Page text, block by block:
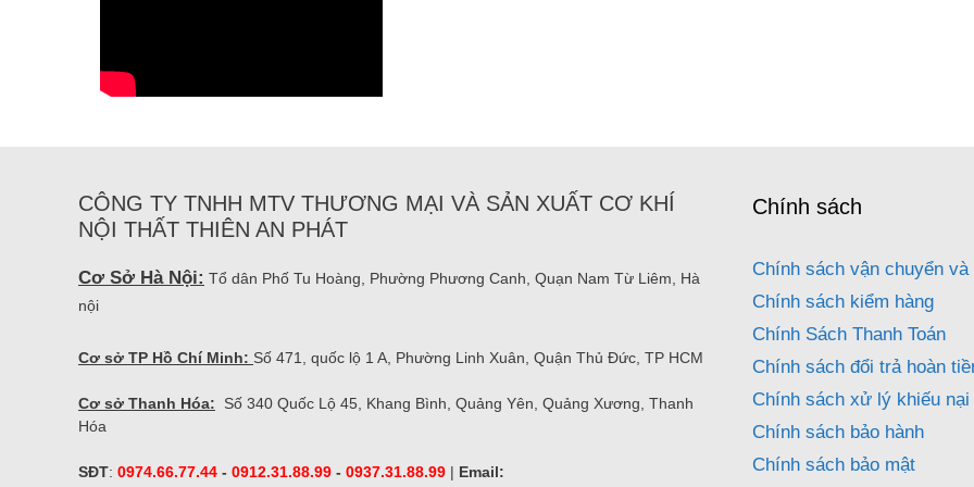
CÔNG TY TNHH MTV THƯƠNG MẠI VÀ SẢN XUẤT CƠ KHÍ
NỘI THẤT THIÊN AN PHÁT
Cơ Sở Hà Nội: Tổ dân Phố Tu Hoàng, Phường Phương Canh, Quạn Nam Từ Liêm, Hà
nội
Cơ sở TP Hồ Chí Minh: Số 471, quốc lộ 1 A, Phường Linh Xuân, Quận Thủ Đức, TP HCM
Cơ sở Thanh Hóa: Số 340 Quốc Lộ 45, Khang Bình, Quảng Yên, Quảng Xương, Thanh
Hóa
SĐT: 0974.66.77.44 - 0912.31.88.99 - 0937.31.88.99 | Email:
Chính sách
Chính sách vận chuyển và
Chính sách kiểm hàng
Chính Sách Thanh Toán
Chính sách đổi trả hoàn
Chính sách xử lý khiếu nại
Chính sách bảo hành
Chính sách bảo mật